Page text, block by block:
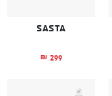
Sasta
₪ 299